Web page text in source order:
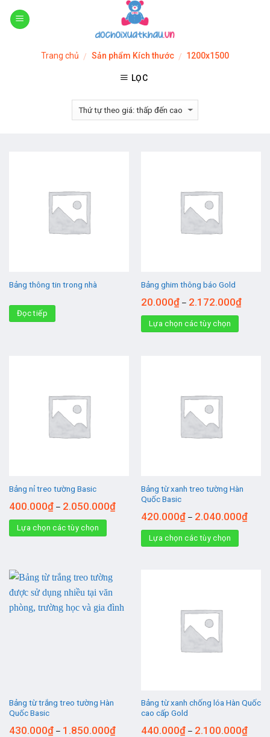
Skip
Trang chủ / Sản phẩm Kích thước / 1200x1500
LỌC
Bảng thông tin trong nhà
Đọc tiếp
Bảng ghim thông báo Gold
20.000₫– 2.172.000₫
Lựa chọn các tùy chọn
Bảng nỉ treo tường Basic
400.000₫– 2.050.000₫
Lựa chọn các tùy chọn
Bảng từ xanh treo tường Hàn
Quốc Basic
420.000₫– 2.040.000₫
Lựa chọn các tùy chọn
Bảng từ trắng treo tường Hàn
Quốc Basic
430.000₫– 1.850.000₫
Bảng từ xanh chống lóa Hàn Quốc
cao cấp Gold
440.000₫– 2.100.000₫